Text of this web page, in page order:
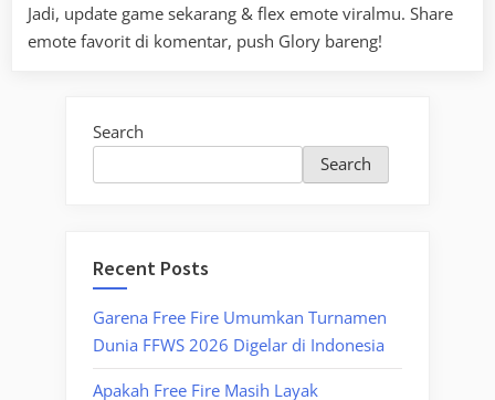
Jadi, update game sekarang & flex emote viralmu. Share
emote favorit di komentar, push Glory bareng!
Search
Search
Recent Posts
Garena Free Fire Umumkan Turnamen
Dunia FFWS 2026 Digelar di Indonesia
Apakah Free Fire Masih Layak